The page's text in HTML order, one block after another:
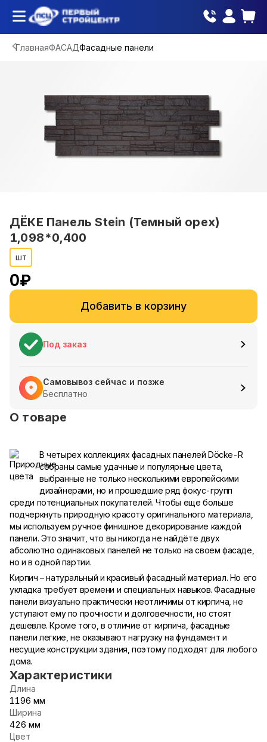
ГлавнаяФАСАДФасадные панели
ДЁКЕ Панель Stein (Темный орех)
1,098*0,400
шт
0₽
Добавить в корзину
Под заказ
Самовывоз сейчас и позже
Бесплатно
О товаре
В четырех коллекциях фасадных панелей Döcke-R
собраны самые удачные и популярные цвета,
выбранные не только несколькими европейскими
дизайнерами, но и прошедшие ряд фокус-групп
среди потенциальных покупателей. Чтобы еще больше
подчеркнуть природную красоту оригинального материала,
мы используем ручное финишное декорирование каждой
панели. Это значит, что вы никогда не найдёте двух
абсолютно одинаковых панелей не только на своем фасаде,
но и в одной партии.
Кирпич – натуральный и красивый фасадный материал. Но его
укладка требует времени и специальных навыков. Фасадные
панели визуально практически неотличимы от кирпича, не
уступают ему по прочности и долговечности, но стоят
дешевле. Кроме того, в отличие от кирпича, фасадные
панели легкие, не оказывают нагрузку на фундамент и
несущие конструкции здания, поэтому подходят для любого
дома.
Характеристики
Длина
1196 мм
Ширина
426 мм
Цвет